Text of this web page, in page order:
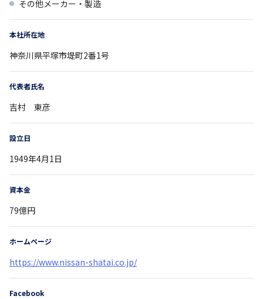
その他メーカー・製造
本社所在地
神奈川県平塚市堤町2番1号
代表者氏名
吉村 東彦
設立日
1949年4月1日
資本金
79億円
ホームページ
https://www.nissan-shatai.co.jp/
Facebook